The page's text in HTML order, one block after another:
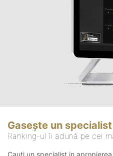
Gasește un specialist
Ranking-ul îi adună pe cei
Cauți un specialist in